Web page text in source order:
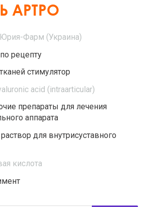
АРТРО
Юрия-Фарм (Украина)
по рецепту
стимулятор
acid (intraarticular)
препараты для лечения
аппарата
раствор для внутрисуставного
кислота